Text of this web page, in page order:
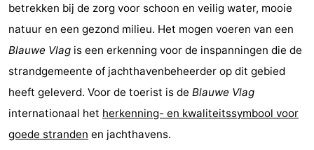
betrekken bij de zorg voor schoon en veilig water, mooie
natuur en een gezond milieu. Het mogen voeren van een
Blauwe Vlag is een erkenning voor de inspanningen die de
strandgemeente of jachthavenbeheerder op dit gebied
heeft geleverd. Voor de toerist is de Blauwe Vlag
internationaal het herkenning- en kwaliteitssymbool voor
goede stranden en jachthavens.